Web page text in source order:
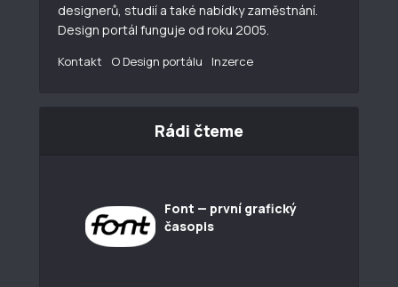
designerů, studií a také nabídky zaměstnání.
Design portál funguje od roku 2005.
Kontakt O Design portálu Inzerce
Rádi čteme
Font — první grafický
časopis